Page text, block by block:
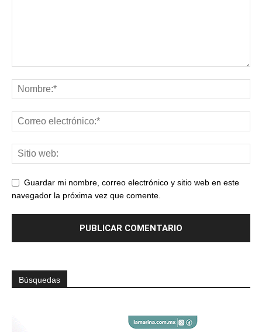
Guardar mi nombre, correo electrónico y sitio web en este
navegador la próxima vez que comente.
Búsquedas